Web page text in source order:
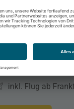
2 Personen
8 Tage / 7 Nächte
Frühstück
laut Beschreibung
07.02.2026 -
inkl. Flug ab